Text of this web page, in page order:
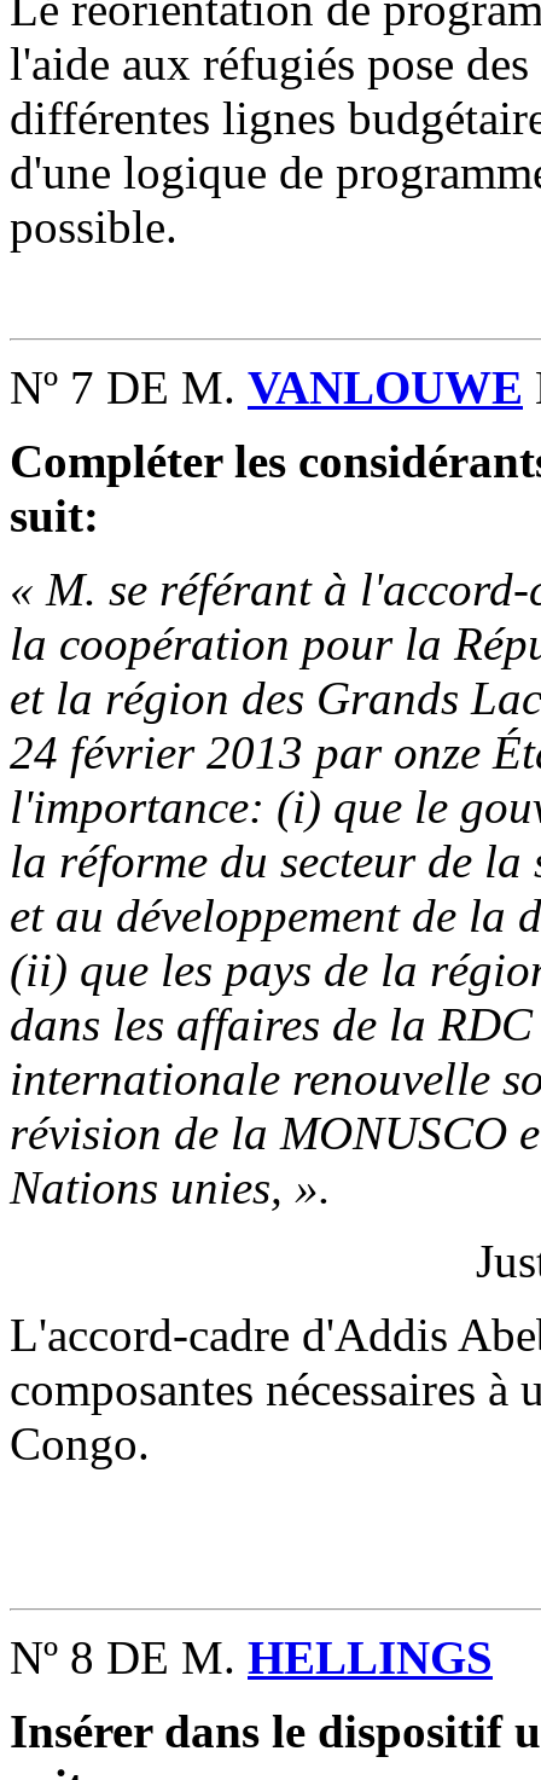
l'aide aux réfugiés pose
différentes lignes
d'une logique de
possible.
Nº 7 DE M. VANLOUWE
Compléter les
suit:
« M. se référant à
la coopération pour la
et la région des Grands
24 février 2013 par onze
l'importance: (i) que le
la réforme du secteur de
et au développement de la
(ii) que les pays de la
dans les affaires de la
internationale renouvelle
révision de la MONUSCO
Nations unies, ».
L'accord-cadre d'Addis
composantes nécessaires
Congo.
Nº 8 DE M. HELLINGS
Insérer dans le dispositif